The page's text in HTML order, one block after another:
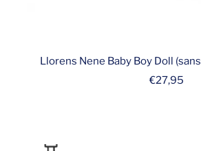
Llorens Nene Baby Boy Doll
Prix
€27,95